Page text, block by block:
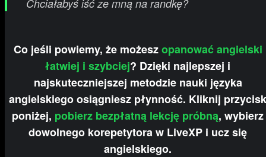
Chciałabyś iść ze mną na randkę?
Co jeśli powiemy, że możeszopanować angielski
łatwiej i szybciej? Dzięki najlepszej i
najskuteczniejszej metodzie nauki języka
angielskiego osiągniesz płynność. Kliknij przycisk
poniżej, pobierz bezpłatną lekcję próbną, wybierz
dowolnego korepetytora w LiveXP i ucz się
angielskiego.